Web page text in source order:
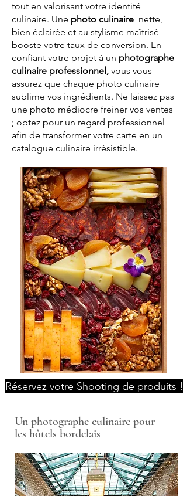
tout en valorisant votre identité
culinaire. Une photo culinaire nette,
bien éclairée et au stylisme maîtrisé
booste votre taux de conversion. En
confiant votre projet à un photographe
culinaire professionnel, vous vous
assurez que chaque photo culinaire
sublime vos ingrédients. Ne laissez pas
une photo médiocre freiner vos ventes
; optez pour un regard professionnel
afin de transformer votre carte en un
catalogue culinaire irrésistible.
Réservez votre Shooting de produits !
Un photographe culinaire pour
les hôtels bordelais